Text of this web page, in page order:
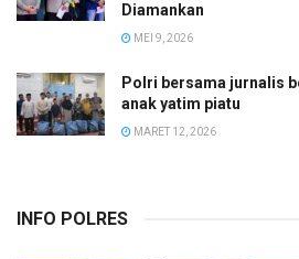
Diamankan
MEI 9, 2026
Polri bersama jurnalis
anak yatim piatu
MARET 12, 2026
INFO POLRES